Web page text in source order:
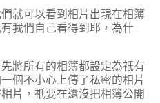
就可以看到相片出現在相簿
我們自己看得到耶，為什
將所有的相簿都設定為祇有
個不小心上傳了私密的相片
片，祇要在還沒把相簿公開